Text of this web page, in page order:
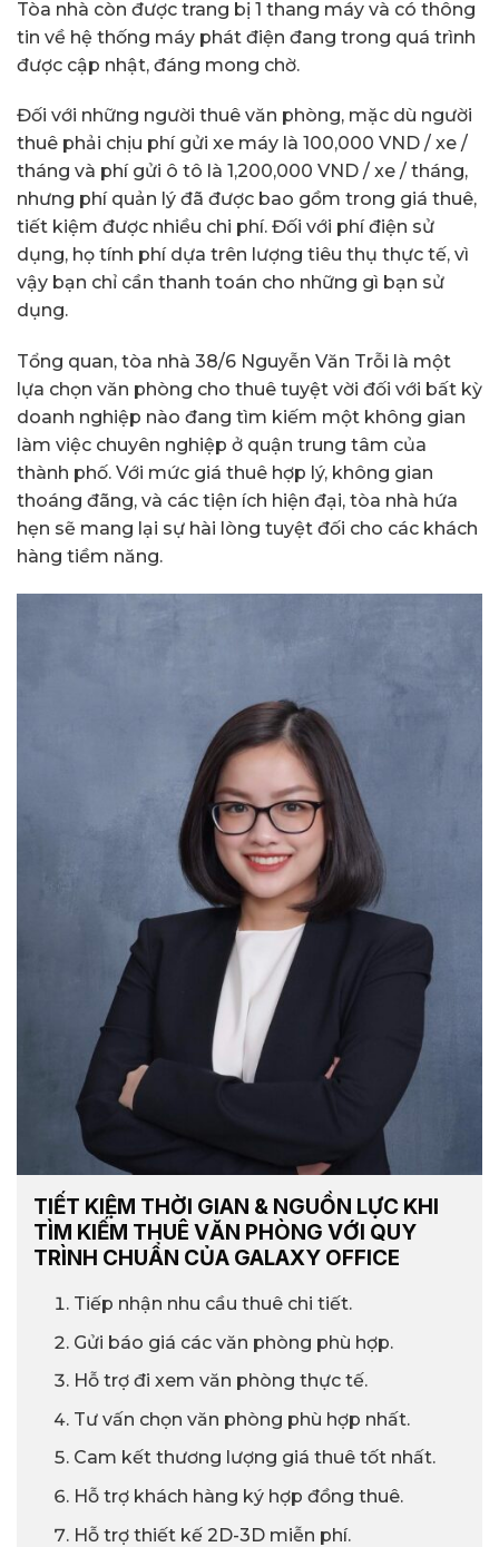
Tòa nhà còn được trang bị 1 thang máy và có thông
tin về hệ thống máy phát điện đang trong quá trình
được cập nhật, đáng mong chờ.
Đối với những người thuê văn phòng, mặc dù người
thuê phải chịu phí gửi xe máy là 100,000 VND / xe /
tháng và phí gửi ô tô là 1,200,000 VND / xe / tháng,
nhưng phí quản lý đã được bao gồm trong giá thuê,
tiết kiệm được nhiều chi phí. Đối với phí điện sử
dụng, họ tính phí dựa trên lượng tiêu thụ thực tế, vì
vậy bạn chỉ cần thanh toán cho những gì bạn sử
dụng.
Tổng quan, tòa nhà 38/6 Nguyễn Văn Trỗi là một
lựa chọn văn phòng cho thuê tuyệt vời đối với bất kỳ
doanh nghiệp nào đang tìm kiếm một không gian
làm việc chuyên nghiệp ở quận trung tâm của
thành phố. Với mức giá thuê hợp lý, không gian
thoáng đãng, và các tiện ích hiện đại, tòa nhà hứa
hẹn sẽ mang lại sự hài lòng tuyệt đối cho các khách
hàng tiềm năng.
TIẾT KIỆM THỜI GIAN & NGUỒN LỰC KHI
TÌM KIẾM THUÊ VĂN PHÒNG VỚI QUY
TRÌNH CHUẨN CỦA GALAXY OFFICE
Tiếp nhận nhu cầu thuê chi tiết.
Gửi báo giá các văn phòng phù hợp.
Hỗ trợ đi xem văn phòng thực tế.
Tư vấn chọn văn phòng phù hợp nhất.
Cam kết thương lượng giá thuê tốt nhất.
Hỗ trợ khách hàng ký hợp đồng thuê.
Hỗ trợ thiết kế 2D-3D miễn phí.